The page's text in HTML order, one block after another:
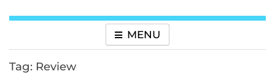
MENU
Tag: Review